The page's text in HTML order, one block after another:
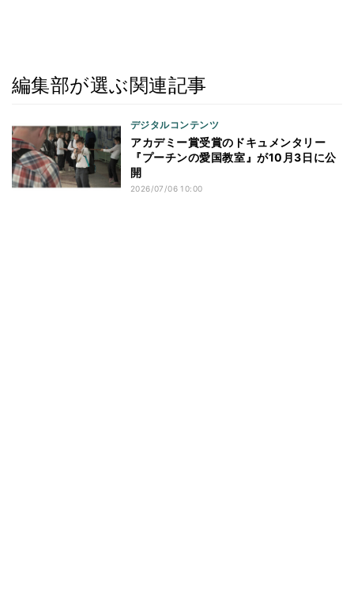
編集部が選ぶ関連記事
デジタルコンテンツ
アカデミー賞受賞のドキュメンタリー
『プーチンの愛国教室』が10月3日に公
開
2026/07/06 10:00